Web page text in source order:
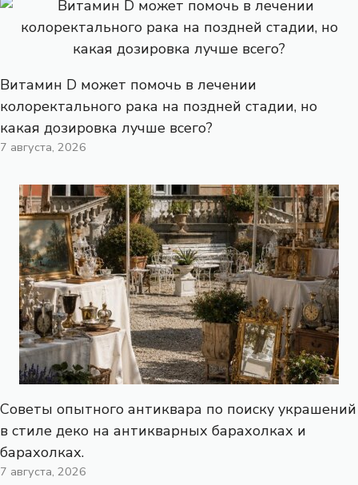
Витамин D может помочь в лечении
колоректального рака на поздней стадии, но
какая дозировка лучше всего?
7 августа, 2026
Советы опытного антиквара по поиску украшений
в стиле деко на антикварных барахолках и
барахолках.
7 августа, 2026